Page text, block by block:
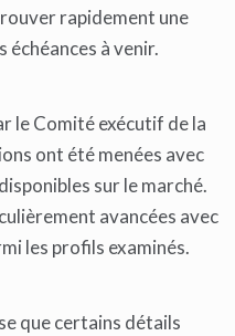
rapidement une
échéances à venir.
le Comité exécutif de la
ont été menées avec
sur le marché.
avancées avec
les profils examinés.
que certains détails